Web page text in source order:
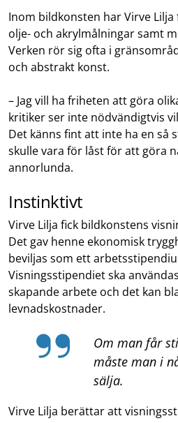
Inom bildkonsten har Virve
olje- och akrylmålningar samt
Verken rör sig ofta i
och abstrakt konst.
– Jag vill ha friheten att göra
kritiker ser inte nödvändigtvis
Det känns fint att inte ha en så
skulle vara för låst för att göra
annorlunda.
Instinktivt
Virve Lilja fick bildkonstens
Det gav henne ekonomisk
beviljas som ett
Visningsstipendiet ska
skapande arbete och det kan
levnadskostnader.
Om man får
måste man i
sälja.
Virve Lilja berättar att